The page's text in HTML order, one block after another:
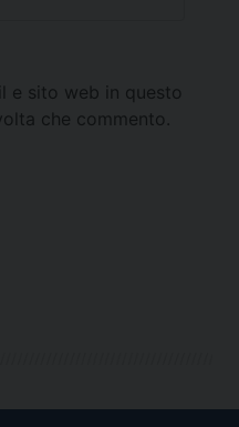
e sito web in questo
che commento.